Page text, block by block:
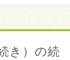
き）の続